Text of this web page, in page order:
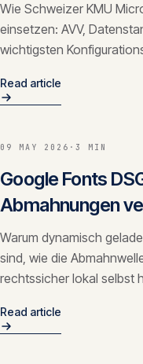
Wie Schweizer KMU
einsetzen: AVV,
wichtigsten
Read article
09 MAY 2026 · 3 MIN
Google Fonts
Abmahnungen
Warum dynamisch
sind, wie die
rechtssicher lokal selbst
Read article